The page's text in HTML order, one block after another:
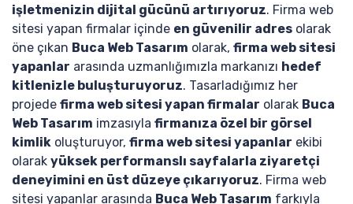
işletmenizin dijital gücünü artırıyoruz. Firma web
sitesi yapan firmalar içinde en güvenilir adres olarak
öne çıkan Buca Web Tasarım olarak, firma web sitesi
yapanlar arasında uzmanlığımızla markanızı hedef
kitlenizle buluşturuyoruz. Tasarladığımız her
projede firma web sitesi yapan firmalar olarak Buca
Web Tasarım imzasıyla firmanıza özel bir görsel
kimlik oluşturuyor, firma web sitesi yapanlar ekibi
olarak yüksek performanslı sayfalarla ziyaretçi
deneyimini en üst düzeye çıkarıyoruz. Firma web
sitesi yapanlar arasında Buca Web Tasarım farkıyla